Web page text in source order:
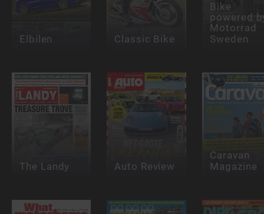
Elbilen Classic Bike
Bike
powered
Motorrad
Sweden
The Landy Auto Review
Caravan
Magazine